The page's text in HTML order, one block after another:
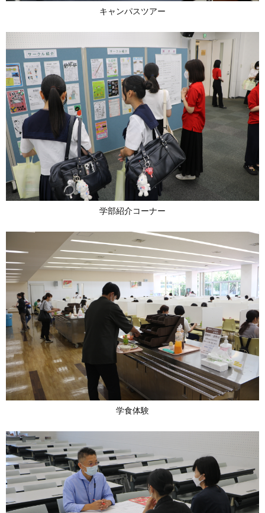
キャンパスツアー
学部紹介コーナー
学食体験